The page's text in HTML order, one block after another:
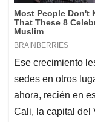
Ese crecimiento
sedes en otros
ahora, recién en
Cali, la capital del